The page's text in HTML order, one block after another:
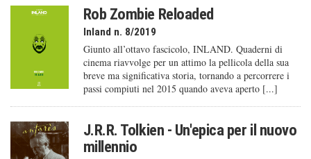
Rob Zombie Reloaded
Inland n. 8/2019
Giunto all’ottavo fascicolo, INLAND. Quaderni di
cinema riavvolge per un attimo la pellicola della sua
breve ma significativa storia, tornando a percorrere i
passi compiuti nel 2015 quando aveva aperto [...]
J.R.R. Tolkien - Un'epica per il nuovo
millennio